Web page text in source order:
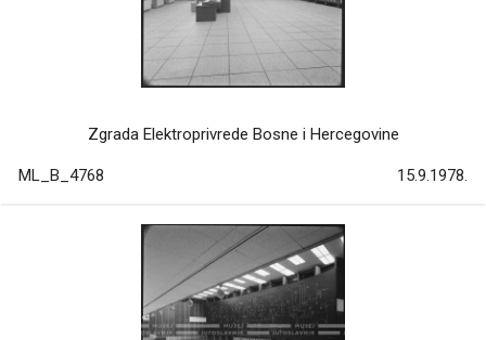
Zgrada Elektroprivrede Bosne i Hercegovine
ML_B_4768 15.9.1978.